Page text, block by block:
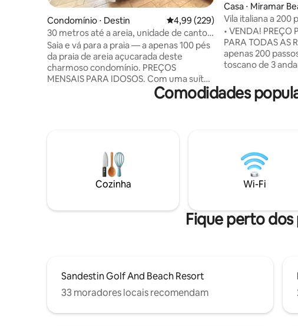
Condomínio ⋅ Destin 4,99 de uma avaliação média de
4,99 (229)
30 metros até a areia, unidade de canto,
banheira de hidromassagem, vista para o
jardim
Saia e vá para a praia — a apenas 100 pés
da praia de areia açucarada deste
charmoso condomínio. PREÇOS
MENSAIS PARA IDOSOS. Com uma suíte
master com cama king size e banheiro
privativo, um segundo quarto com cama
totalmente abastecida inclui Keurig com
cápsulas. 3 TVs. Pátio privativo. A poucos
passos da piscina e da banheira de
hidromassagem. Wi-Fi, máquina de
iniciação. Passeie até restaurantes e
Casa ⋅ Miramar
Vila italiana a 200
Cruzeiro grátis!
• VENDA! PREÇO
PARA TODAS AS
apenas 200
toscano de 3
• Bilhete de
de estadia! (para
grandes em todos os
♡ ícone para
e, em seguida, o
anfitrião" para
estadia.
Comodidades
Cozinha Wi-Fi
Fique perto
Sandestin Golf And Beach Resort
33 moradores locais recomendam